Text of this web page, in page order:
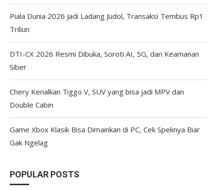
Piala Dunia 2026 Jadi Ladang Judol, Transaksi Tembus Rp1
Triliun
DTI-CX 2026 Resmi Dibuka, Soroti AI, 5G, dan Keamanan
Siber
Chery Kenalkan Tiggo V, SUV yang bisa jadi MPV dan
Double Cabin
Game Xbox Klasik Bisa Dimainkan di PC, Cek Speknya Biar
Gak Ngelag
POPULAR POSTS